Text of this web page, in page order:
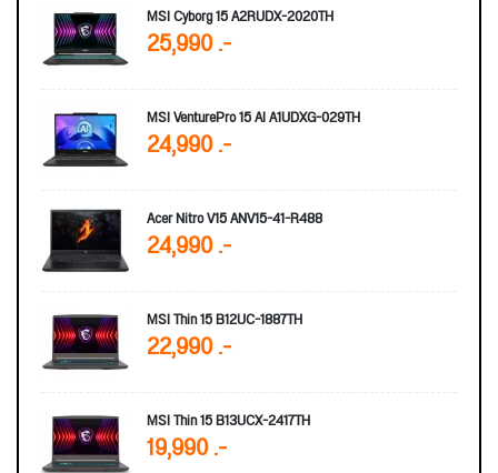
MSI Cyborg 15 A2RUDX-2020TH
25,990 .-
MSI VenturePro 15 AI A1UDXG-029TH
24,990 .-
Acer Nitro V15 ANV15-41-R488
24,990 .-
MSI Thin 15 B12UC-1887TH
22,990 .-
MSI Thin 15 B13UCX-2417TH
19,990 .-